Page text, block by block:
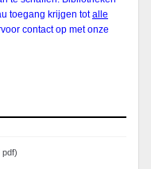
toegang krijgen totalle
contact op met onze
pdf)